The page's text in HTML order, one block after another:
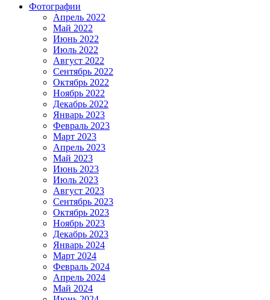
Фотографии
Апрель 2022
Май 2022
Июнь 2022
Июль 2022
Август 2022
Сентябрь 2022
Октябрь 2022
Ноябрь 2022
Декабрь 2022
Январь 2023
Февраль 2023
Март 2023
Апрель 2023
Май 2023
Июнь 2023
Июль 2023
Август 2023
Сентябрь 2023
Октябрь 2023
Ноябрь 2023
Декабрь 2023
Январь 2024
Март 2024
Февраль 2024
Апрель 2024
Май 2024